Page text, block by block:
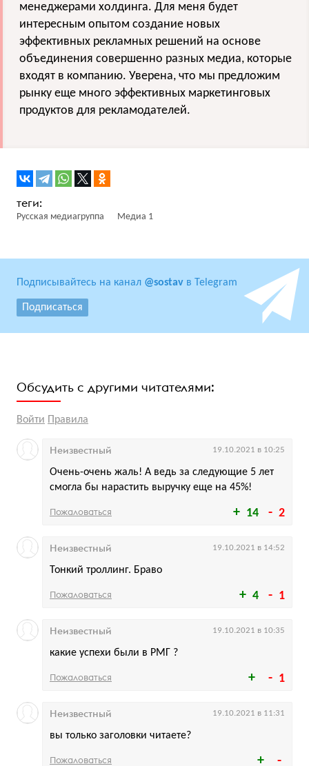
менеджерами холдинга. Для меня будет
интересным опытом создание новых
эффективных рекламных решений на основе
объединения совершенно разных медиа, которые
входят в компанию. Уверена, что мы предложим
рынку еще много эффективных маркетинговых
продуктов для рекламодателей.
Русская медиагруппа Медиа 1
Подписывайтесь на канал @sostav в Telegram
Подписаться
Обсудить с другими читателями:
Войти Правила
14 2
Очень-очень жаль! А ведь за следующие 5 лет
смогла бы нарастить выручку еще на 45%!
Неизвестный 19.10.2021 в 10:25
Пожаловаться
4 1
Тонкий троллинг. Браво
Неизвестный 19.10.2021 в 14:52
Пожаловаться
1
какие успехи были в РМГ ?
Неизвестный 19.10.2021 в 10:35
Пожаловаться
вы только заголовки читаете?
Неизвестный 19.10.2021 в 11:31
Пожаловаться